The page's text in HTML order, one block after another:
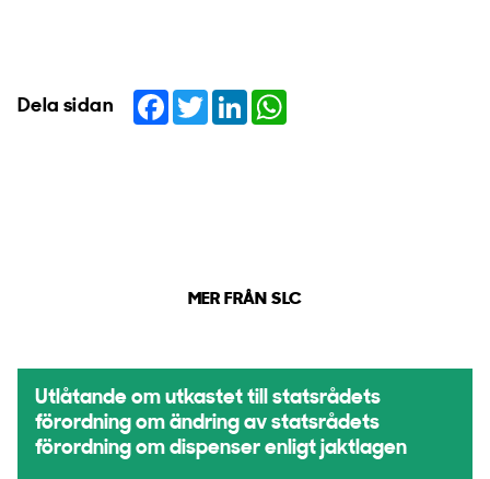
Dela sidan Facebook
TwitterLinkedIn
MER FRÅN SLC
Utlåtande om utkastet till statsrådets
förordning om ändring av statsrådets
förordning om dispenser enligt jaktlagen